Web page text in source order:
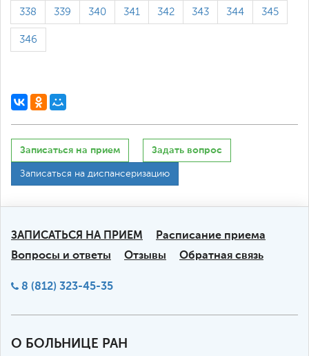
338 339 340 341 342 343 344 345
346
Записаться на прием Задать вопрос
Записаться на диспансеризацию
ЗАПИСАТЬСЯ НА ПРИЕМ
Расписание приема
Вопросы и ответы
Отзывы Обратная связь
8 (812) 323-45-35
О БОЛЬНИЦЕ РАН